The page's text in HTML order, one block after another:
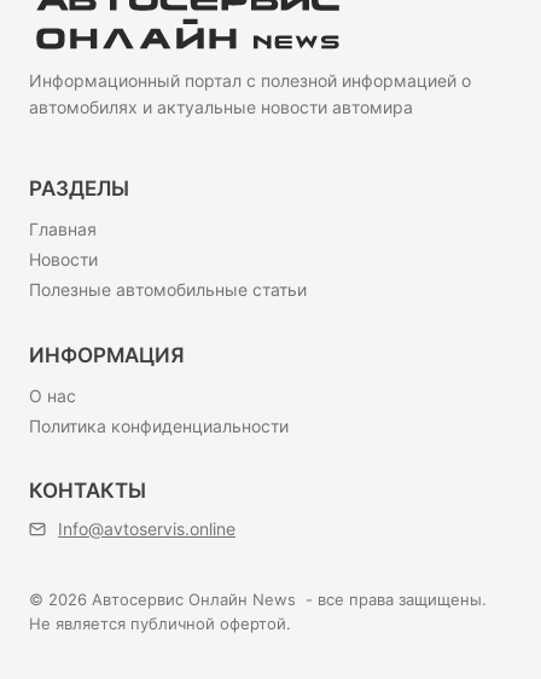
Информационный портал с полезной информацией о
автомобилях и актуальные новости автомира
РАЗДЕЛЫ
Главная
Новости
Полезные автомобильные статьи
ИНФОРМАЦИЯ
О нас
Политика конфиденциальности
КОНТАКТЫ
Info@avtoservis.online
© 2026 Автосервис Онлайн News - все права защищены.
Не является публичной офертой.